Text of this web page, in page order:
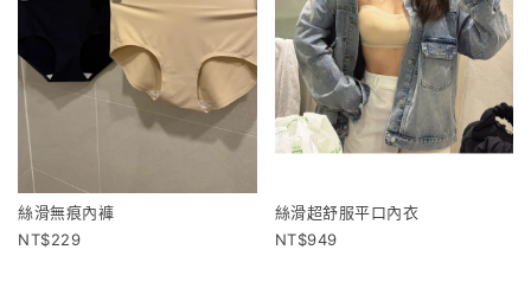
絲滑無痕內褲
229
絲滑超舒服平口內衣
949